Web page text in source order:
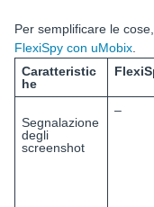
Per semplificare le cose,
FlexiSpy con uMobix
Caratteristic
he
Segnalazione
degli
screenshot
–